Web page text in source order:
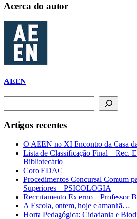
Acerca do autor
AEEN
Artigos recentes
O AEEN no XI Encontro da Casa
Lista de Classificação Final – Rec.
Bibliotecário
Coro EDAC
Procedimentos Concursal Comum
Superiores – PSICOLOGIA
Recrutamento Externo – Professor
A Escola, ontem, hoje e amanhã…
Horta Pedagógica: Cidadania e